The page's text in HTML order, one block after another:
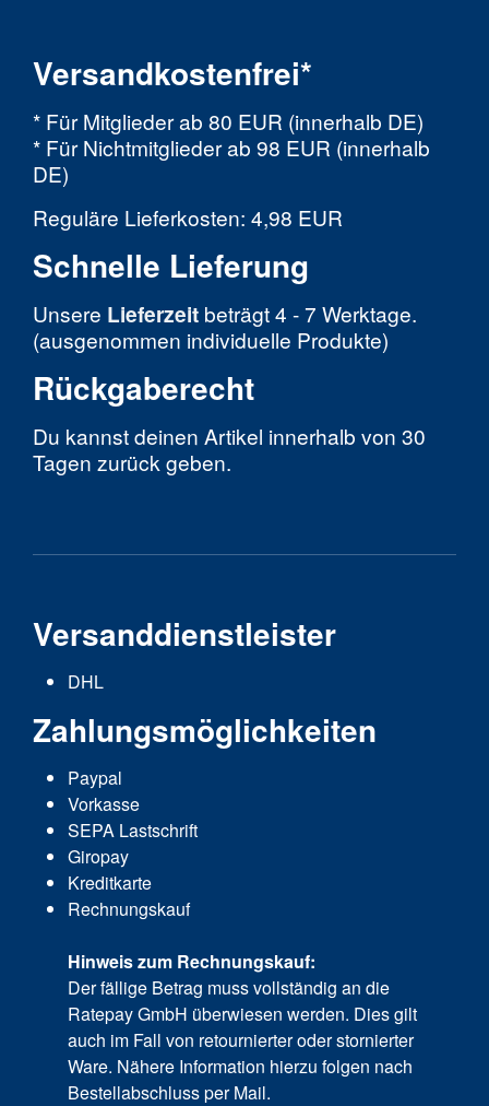
Versandkostenfrei*
* Für Mitglieder ab 80 EUR (innerhalb DE)
* Für Nichtmitglieder ab 98 EUR (innerhalb
DE)
Reguläre Lieferkosten: 4,98 EUR
Schnelle Lieferung
Unsere Lieferzeit beträgt 4 - 7 Werktage.
(ausgenommen individuelle Produkte)
Rückgaberecht
Du kannst deinen Artikel innerhalb von 30
Tagen zurück geben.
Versanddienstleister
DHL
Zahlungsmöglichkeiten
Paypal
Vorkasse
SEPA Lastschrift
Giropay
Kreditkarte
Rechnungskauf
Hinweis zum Rechnungskauf:
Der fällige Betrag muss vollständig an die
Ratepay GmbH überwiesen werden. Dies gilt
auch im Fall von retournierter oder stornierter
Ware. Nähere Information hierzu folgen nach
Bestellabschluss per Mail.